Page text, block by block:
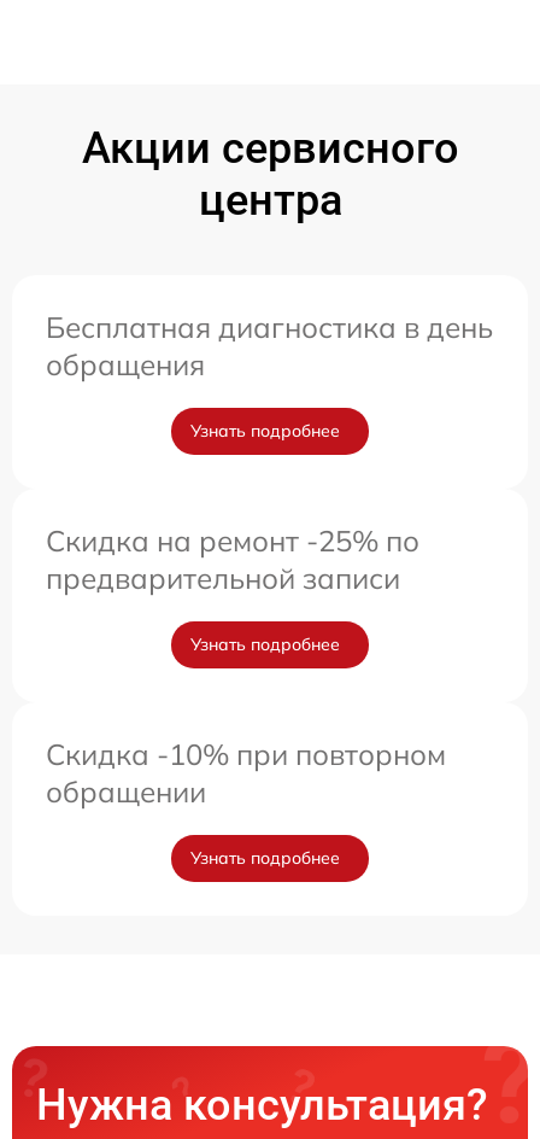
Акции сервисного
центра
Бесплатная диагностика в день
обращения
Узнать подробнее
Скидка на ремонт -25% по
предварительной записи
Узнать подробнее
Скидка -10% при повторном
обращении
Узнать подробнее
Нужна консультация?